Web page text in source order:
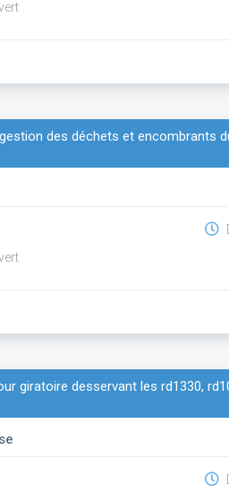
des déchets et encombrants
giratoire desservant les rd1330,